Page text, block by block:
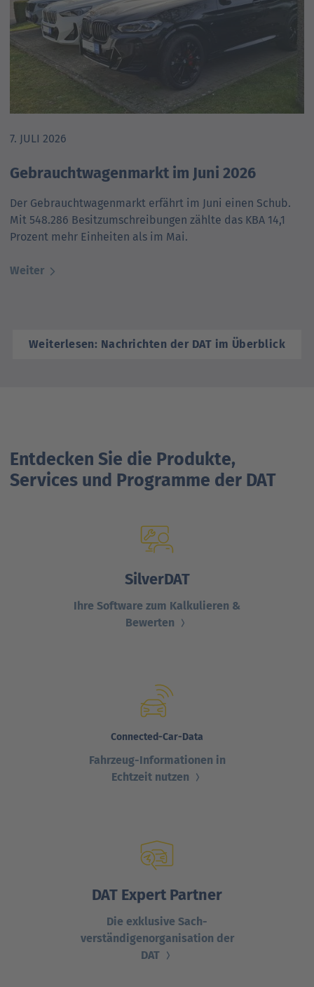
7. JULI 2026
Gebrauchtwagenmarkt im Juni 2026
Der Gebrauchtwagenmarkt erfährt im Juni einen Schub.
Mit 548.286 Besitzumschreibungen zählte das KBA 14,1
Prozent mehr Einheiten als im Mai.
Weiter
Weiterlesen: Nachrichten der DAT im Überblick
Entdecken Sie die Produkte,
Services und Programme der DAT
SilverDAT
Ihre Software zum Kalkulieren &
Bewerten
Connected-Car-Data
Fahrzeug-Informationen in
Echtzeit nutzen
DAT Expert Partner
Die exklusive Sach­
verständigen­organisation der
DAT